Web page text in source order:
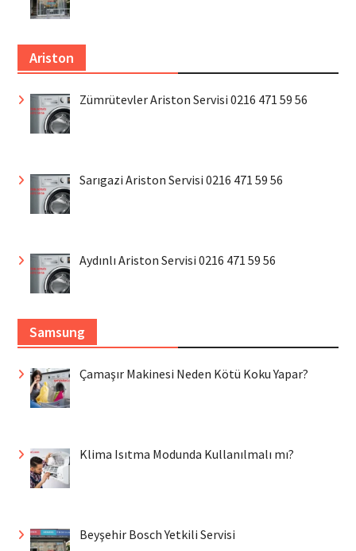
Ariston
Zümrütevler Ariston Servisi 0216 471 59 56
Sarıgazi Ariston Servisi 0216 471 59 56
Aydınlı Ariston Servisi 0216 471 59 56
Samsung
Çamaşır Makinesi Neden Kötü Koku Yapar?
Klima Isıtma Modunda Kullanılmalı mı?
Beyşehir Bosch Yetkili Servisi